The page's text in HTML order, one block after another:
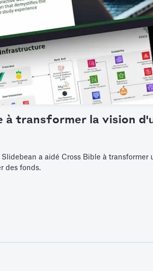
à transformer la vision
a aidé Cross Bible à
des fonds.